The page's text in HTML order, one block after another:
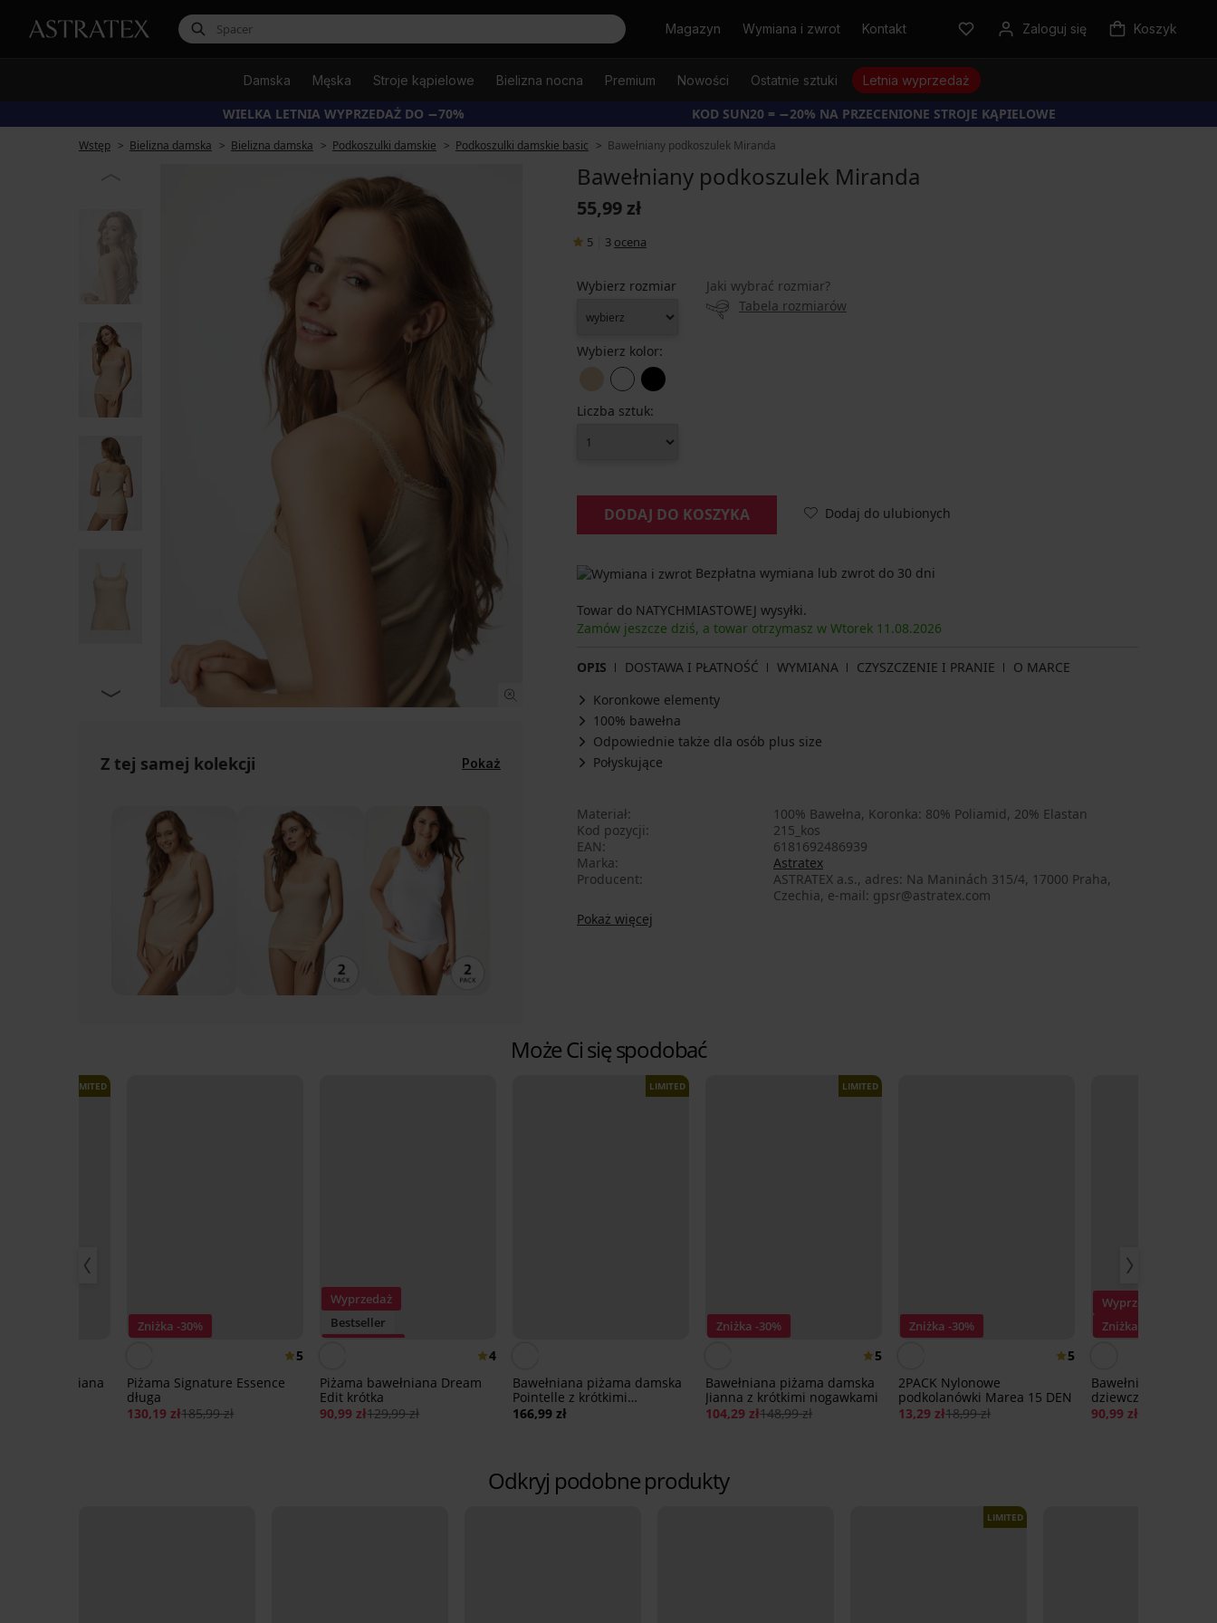
SzukajMagazyn Wymiana i zwrot Kontakt Zaloguj się Koszyk
Damska Męska Stroje kąpielowe Bielizna nocna Premium Nowości Ostatnie sztuki Letnia wyprzedaż
WIELKA LETNIA WYPRZEDAŻ DO −70% KOD SUN20 = −20% NA PRZECENIONE STROJE KĄPIELOWE
Wstęp Bielizna damska Bielizna damska Podkoszulki damskie Podkoszulki damskie basic Bawełniany podkoszulek Miranda
Z tej samej kolekcji Pokaż
Bawełniany podkoszulek Miranda
55,99 zł
5 3 ocena
Wybierz rozmiar
Jaki wybrać rozmiar?
Tabela rozmiarów
Wybierz kolor:
Liczba sztuk:
DODAJ DO KOSZYKA Dodaj do ulubionych
Bezpłatna wymiana lub zwrot do 30 dni
Towar do NATYCHMIASTOWEJ wysyłki.
Zamów jeszcze dziś, a towar otrzymasz w Wtorek 11.08.2026
OPIS DOSTAWA I PŁATNOŚĆ WYMIANA CZYSZCZENIE I PRANIE
O MARCE
Koronkowe elementy
100% bawełna
Odpowiednie także dla osób plus size
Połyskujące
Materiał
100% Bawełna, Koronka: 80% Poliamid, 20% Elastan
Kod pozycji
215_kos
EAN
6181692486939
Marka
Astratex
Producent
ASTRATEX a.s., adres: Na Maninách 315/4, 17000 Praha,
Czechia, e-mail: gpsr@astratex.com
Pokaż więcej
Może Ci się spodobać
LIMITED
bawełniana
Zniżka -30%
5
Piżama Signature Essence
długa
130,19 zł185,99 zł
Wyprzedaż
Bestseller
4
Piżama bawełniana Dream
Edit krótka
90,99 zł129,99 zł
LIMITED
Bawełniana piżama damska
Pointelle z krótkimi
nogawkami
166,99 zł
Zniżka -30%
LIMITED
5
Bawełniana piżama damska
Jianna z krótkimi nogawkami
104,29 zł148,99 zł
Zniżka -30%
5
2PACK Nylonowe
podkolanówki Marea 15 DEN
13,29 zł18,99 zł
Wyprzedaż
Zniżka -30%
Bawełniana piżama
dziewczęca Hearts
90,99 zł
Odkryj podobne produkty
LIMITED